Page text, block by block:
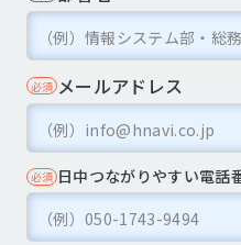
必須 メールアドレス
必須 日中つながりやすい電話